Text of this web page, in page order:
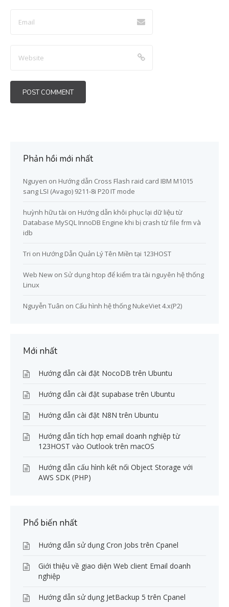
Phản hồi mới nhất
Nguyen on Hướng dẫn Cross Flash raid card IBM M1015
sang LSI (Avago) 9211-8i P20 IT mode
huỳnh hữu tài on Hướng dẫn khôi phục lại dữ liệu từ
Database MySQL InnoDB Engine khi bị crash từ file frm và
idb
Tri on Hướng Dẫn Quản Lý Tên Miền tại 123HOST
Web New on Sử dụng htop để kiểm tra tài nguyên hệ thống
Linux
Nguyễn Tuân on Cấu hình hệ thống NukeViet 4.x(P2)
Mới nhất
Hướng dẫn cài đặt NocoDB trên Ubuntu
Hướng dẫn cài đặt supabase trên Ubuntu
Hướng dẫn cài đặt N8N trên Ubuntu
Hướng dẫn tích hợp email doanh nghiệp từ
123HOST vào Outlook trên macOS
Hướng dẫn cấu hình kết nối Object Storage với
AWS SDK (PHP)
Phổ biến nhất
Hướng dẫn sử dụng Cron Jobs trên Cpanel
Giới thiệu về giao diện Web client Email doanh
nghiệp
Hướng dẫn sử dụng JetBackup 5 trên Cpanel